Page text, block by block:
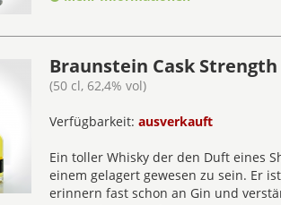
Braunstein Cask Strength
(50 cl, 62,4% vol)
Verfügbarkeit: ausverkauft
Ein toller Whisky der den Duft eines
einem gelagert gewesen zu sein. Er
erinnern fast schon an Gin und